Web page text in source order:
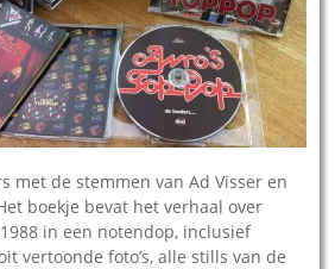
met de stemmen van Ad Visser en
boekje bevat het verhaal over
1988 in een notendop, inclusief
vertoonde foto’s, alle stills van de